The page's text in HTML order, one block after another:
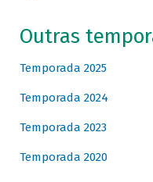
Outras
Temporada 2025
Temporada 2024
Temporada 2023
Temporada 2020